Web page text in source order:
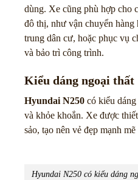
dùng. Xe cũng phù hợp cho
đô thị, như vận chuyển hàng
trung dân cư, hoặc phục vụ
và bảo trì công trình.
Kiểu dáng ngoại thất
Hyundai N250 có kiểu
và khỏe khoắn. Xe được
sảo, tạo nên vẻ đẹp mạnh
Hyundai N250 có kiểu dáng